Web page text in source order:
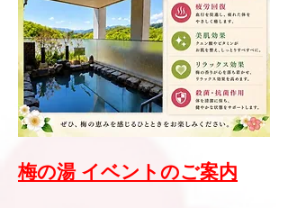
梅の湯 イベントのご案内